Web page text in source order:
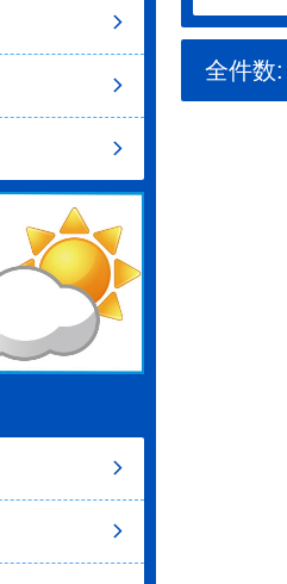
全件数